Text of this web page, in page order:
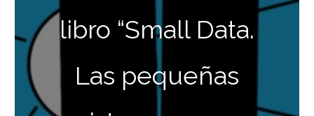
libro “Small Data.
Las pequeñas